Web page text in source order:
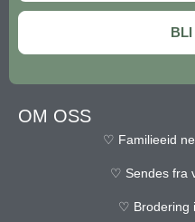
OM OSS
♡ Familieeid
♡ Sendes fra
♡ Brodering